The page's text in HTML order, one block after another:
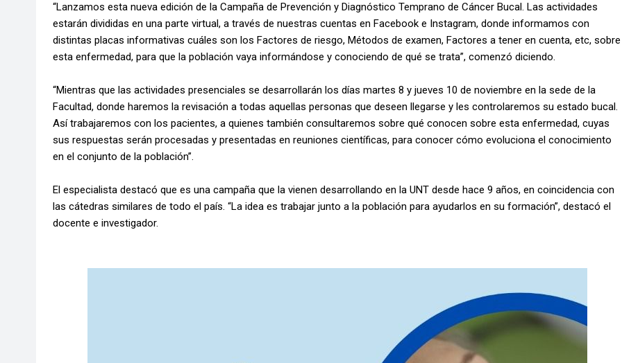
“Lanzamos esta nueva edición de la Campaña de Prevención y Diagnóstico Temprano de Cáncer Bucal. Las actividades
estarán divididas en una parte virtual, a través de nuestras cuentas en Facebook e Instagram, donde informamos con
distintas placas informativas cuáles son los Factores de riesgo, Métodos de examen, Factores a tener en cuenta, etc, sobre
esta enfermedad, para que la población vaya informándose y conociendo de qué se trata”, comenzó diciendo.
“Mientras que las actividades presenciales se desarrollarán los días martes 8 y jueves 10 de noviembre en la sede de la
Facultad, donde haremos la revisación a todas aquellas personas que deseen llegarse y les controlaremos su estado bucal.
Así trabajaremos con los pacientes, a quienes también consultaremos sobre qué conocen sobre esta enfermedad, cuyas
sus respuestas serán procesadas y presentadas en reuniones científicas, para conocer cómo evoluciona el conocimiento
en el conjunto de la población”.
El especialista destacó que es una campaña que la vienen desarrollando en la UNT desde hace 9 años, en coincidencia con
las cátedras similares de todo el país. “La idea es trabajar junto a la población para ayudarlos en su formación”, destacó el
docente e investigador.